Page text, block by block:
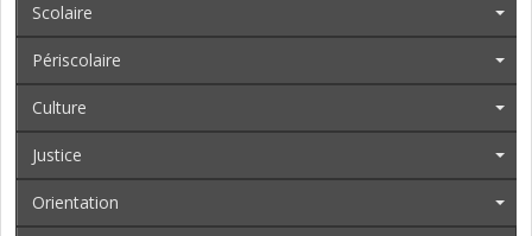
Scolaire
Périscolaire
Culture
Justice
Orientation